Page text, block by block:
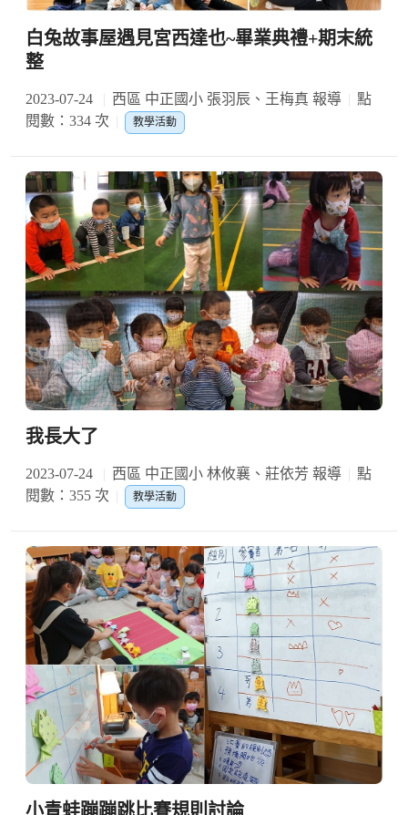
白兔故事屋遇見宮西達也~畢業典禮+期末統
整
2023-07-24 西區 中正國小 張羽辰、王梅真 報導
點
閱數：334 次
教學活動
我長大了
2023-07-24 西區 中正國小 林攸襄、莊依芳 報導
點
閱數：355 次
教學活動
小青蛙蹦蹦跳比賽規則討論